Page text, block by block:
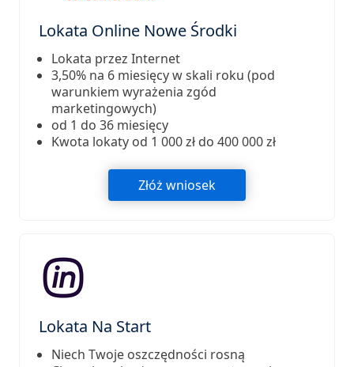
Lokata Online Nowe Środki
Lokata przez Internet
3,50% na 6 miesięcy w skali roku (pod
warunkiem wyrażenia zgód
marketingowych)
od 1 do 36 miesięcy
Kwota lokaty od 1 000 zł do 400 000 zł
Złóż wniosek
Lokata Na Start
Niech Twoje oszczędności rosną